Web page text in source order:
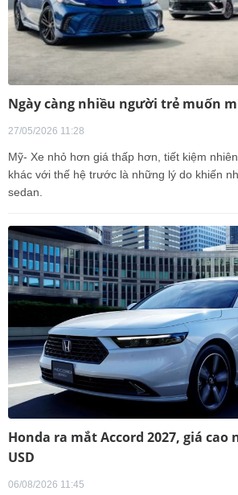
Ngày càng nhiều người trẻ muốn
27/05/2026 11:28
Mỹ- Xe nhỏ hơn giá thấp hơn, tiết kiệm
khác với thế hệ trước là những lý do khiến
sedan.
Honda ra mắt Accord 2027, giá cao
USD
06/08/2026 11:45